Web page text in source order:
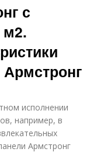
с
исполнении
например, в
Армстронг